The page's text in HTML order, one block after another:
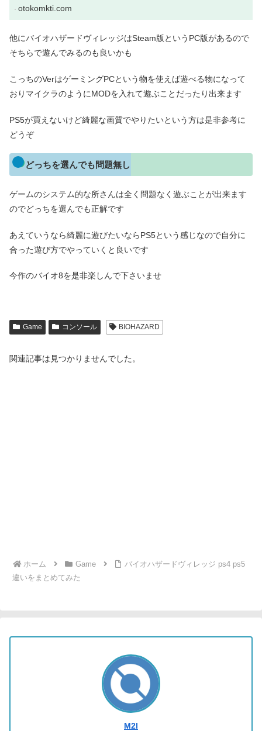
otokomkti.com
他にバイオハザードヴィレッジはSteam版というPC版があるので
そちらで遊んでみるのも良いかも
こっちのVerはゲーミングPCという物を使えば遊べる物になって
おりマイクラのようにMODを入れて遊ぶことだったり出来ます
PS5が買えないけど綺麗な画質でやりたいという方は是非参考に
どうぞ
どっちを選んでも問題無し
ゲームのシステム的な所さんは全く問題なく遊ぶことが出来ます
のでどっちを選んでも正解です
あえていうなら綺麗に遊びたいならPS5という感じなので自分に
合った遊び方でやっていくと良いです
今作のバイオ8を是非楽しんで下さいませ
Game コンソール BIOHAZARD
関連記事は見つかりませんでした。
ホーム Game
バイオハザードヴィレッジ ps4 ps5
違いをまとめてみた
M2I